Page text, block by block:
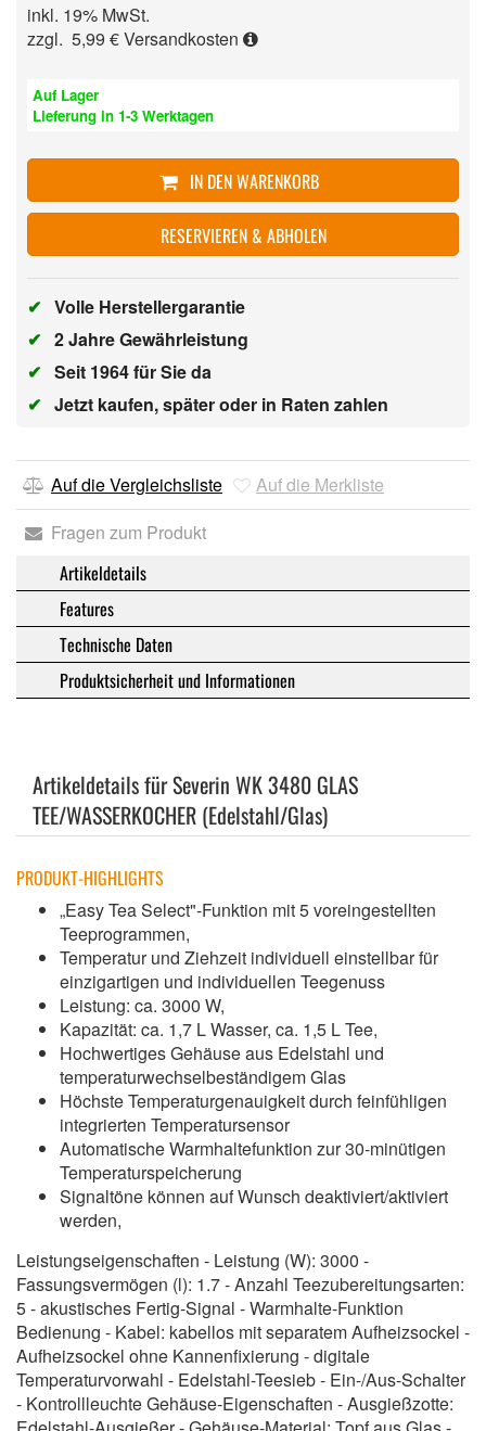
inkl. 19% MwSt.
zzgl. 5,99 €Versandkosten
Auf Lager
Lieferung in 1-3 Werktagen
IN DEN WARENKORB
RESERVIEREN & ABHOLEN
✔ Volle Herstellergarantie
✔ 2 Jahre Gewährleistung
✔ Seit 1964 für Sie da
✔ Jetzt kaufen, später oder in Raten zahlen
Auf die Vergleichsliste
Auf die Merkliste
Fragen zum Produkt
Artikeldetails
Features
Technische Daten
Produktsicherheit und Informationen
Artikeldetails für Severin WK 3480 GLAS
TEE/WASSERKOCHER (Edelstahl/Glas)
PRODUKT-HIGHLIGHTS
„Easy Tea Select"-Funktion mit 5 voreingestellten
Teeprogrammen,
Temperatur und Ziehzeit individuell einstellbar für
einzigartigen und individuellen Teegenuss
Leistung: ca. 3000 W,
Kapazität: ca. 1,7 L Wasser, ca. 1,5 L Tee,
Hochwertiges Gehäuse aus Edelstahl und
temperaturwechselbeständigem Glas
Höchste Temperaturgenauigkeit durch feinfühligen
integrierten Temperatursensor
Automatische Warmhaltefunktion zur 30-minütigen
Temperaturspeicherung
Signaltöne können auf Wunsch deaktiviert/aktiviert
werden,
Leistungseigenschaften - Leistung (W): 3000 -
Fassungsvermögen (l): 1.7 - Anzahl Teezubereitungsarten:
5 - akustisches Fertig-Signal - Warmhalte-Funktion
Bedienung - Kabel: kabellos mit separatem Aufheizsockel -
Aufheizsockel ohne Kannenfixierung - digitale
Temperaturvorwahl - Edelstahl-Teesieb - Ein-/Aus-Schalter
- Kontrollleuchte Gehäuse-Eigenschaften - Ausgießzotte: